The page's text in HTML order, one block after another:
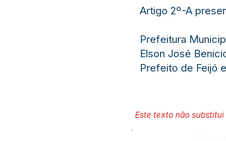
Artigo 2º-A
Prefeitura
Elson José
Prefeito de Feijó
Este texto não